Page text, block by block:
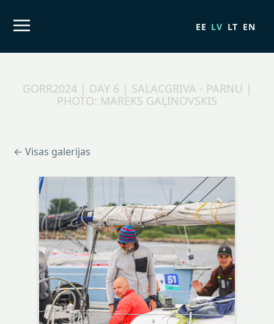
EE LV LT EN
GORR2024 | DAY 6 | SALACGRIVA - PARNU |
PHOTO: MAREKS GAĻINOVSKIS
← Visas galerijas